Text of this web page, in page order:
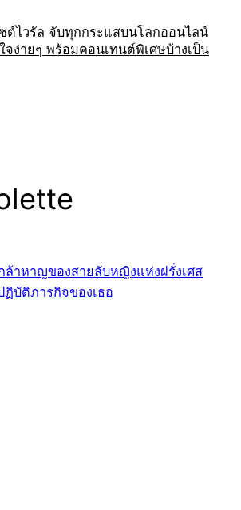
ต์ไวรัล จับทุกกระแสบนโลกออนไลน์
ง่ายๆ พร้อมคอนเทนต์พิเศษบ้างเป็น